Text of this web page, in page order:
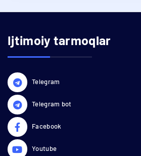
Ijtimoiy tarmoqlar
Telegram
Telegram bot
Facebook
Youtube